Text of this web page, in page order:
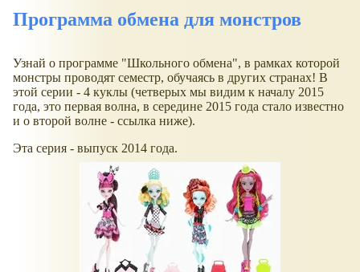
Программа обмена для монстров
Узнай о программе "Школьного обмена", в рамках которой
монстры проводят семестр, обучаясь в других странах! В
этой серии - 4 куклы (четверых мы видим к началу 2015
года, это первая волна, в середине 2015 года стало известно
и о второй волне - ссылка ниже).
Эта серия - выпуск 2014 года.